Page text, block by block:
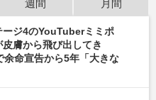
週間 月間
ージ4のYouTuberミミポ
皮膚から飛び出してき
余命宣告から5年「大きな